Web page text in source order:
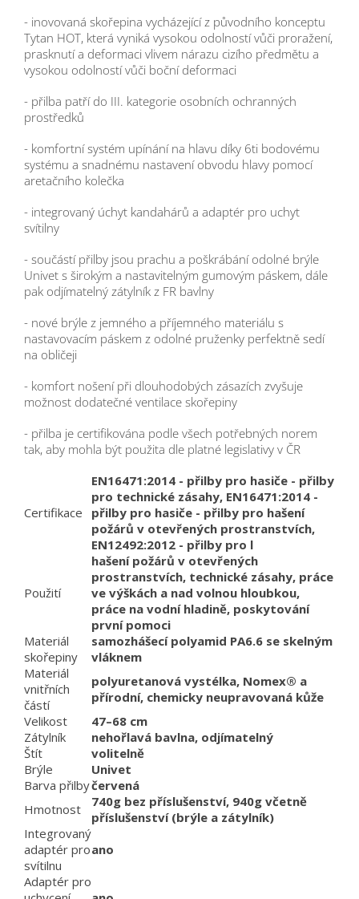
- inovovaná skořepina vycházející z původního konceptu
Tytan HOT, která vyniká vysokou odolností vůči proražení,
prasknutí a deformaci vlivem nárazu cizího předmětu a
vysokou odolností vůči boční deformaci
- přilba patří do III. kategorie osobních ochranných
prostředků
- komfortní systém upínání na hlavu díky 6ti bodovému
systému a snadnému nastavení obvodu hlavy pomocí
aretačního kolečka
- integrovaný úchyt kandahárů a adaptér pro uchyt
svítilny
- součástí přilby jsou prachu a poškrábání odolné brýle
Univet s širokým a nastavitelným gumovým páskem, dále
pak odjímatelný zátylník z FR bavlny
- nové brýle z jemného a příjemného materiálu s
nastavovacím páskem z odolné pruženky perfektně sedí
na obličeji
- komfort nošení při dlouhodobých zásazích zvyšuje
možnost dodatečné ventilace skořepiny
- přilba je certifikována podle všech potřebných norem
tak, aby mohla být použita dle platné legislativy v ČR
Certifikace
EN16471:2014 - přilby pro hasiče - přilby
pro technické zásahy, EN16471:2014 -
přilby pro hasiče - přilby pro hašení
požárů v otevřených prostranstvích,
EN12492:2012 - přilby pro l
Použití
hašení požárů v otevřených
prostranstvích, technické zásahy, práce
ve výškách a nad volnou hloubkou,
práce na vodní hladině, poskytování
první pomoci
Materiál
skořepiny
samozhášecí polyamid PA6.6 se skelným
vláknem
Materiál
vnitřních
částí
polyuretanová vystélka, Nomex® a
přírodní, chemicky neupravovaná kůže
Velikost
47–68 cm
Zátylník
nehořlavá bavlna, odjímatelný
Štít
volitelně
Brýle
Univet
Barva přilbyčervená
Hmotnost
740g bez příslušenství, 940g včetně
příslušenství (brýle a zátylník)
Integrovaný
adaptér pro
svítilnu
ano
Adaptér pro